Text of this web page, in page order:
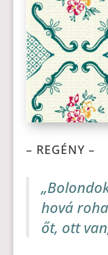
– REGÉNY –
hová
őt, ott